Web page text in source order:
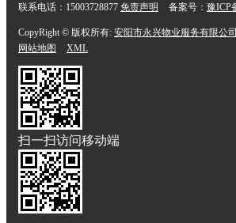
联系电话：15003728877 免责声明 备案号： 豫ICP
CopyRight © 版权所有: 安阳市永兴物业服务有限公司
网站地图
XML
扫一扫访问移动端